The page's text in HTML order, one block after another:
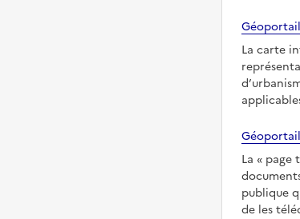
La carte
La
page
publique
de les